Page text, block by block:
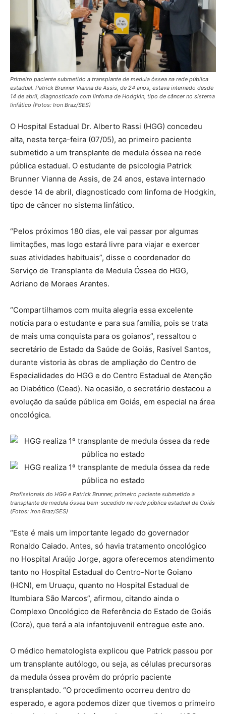
Primeiro paciente submetido a transplante de medula óssea na rede pública
estadual. Patrick Brunner Vianna de Assis, de 24 anos, estava internado desde
14 de abril, diagnosticado com linfoma de Hodgkin, tipo de câncer no sistema
linfático (Fotos: Iron Braz/SES)
O Hospital Estadual Dr. Alberto Rassi (HGG) concedeu
alta, nesta terça-feira (07/05), ao primeiro paciente
submetido a um transplante de medula óssea na rede
pública estadual. O estudante de psicologia Patrick
Brunner Vianna de Assis, de 24 anos, estava internado
desde 14 de abril, diagnosticado com linfoma de Hodgkin,
tipo de câncer no sistema linfático.
“Pelos próximos 180 dias, ele vai passar por algumas
limitações, mas logo estará livre para viajar e exercer
suas atividades habituais”, disse o coordenador do
Serviço de Transplante de Medula Óssea do HGG,
Adriano de Moraes Arantes.
“Compartilhamos com muita alegria essa excelente
notícia para o estudante e para sua família, pois se trata
de mais uma conquista para os goianos”, ressaltou o
secretário de Estado da Saúde de Goiás, Rasível Santos,
durante vistoria às obras de ampliação do Centro de
Especialidades do HGG e do Centro Estadual de Atenção
ao Diabético (Cead). Na ocasião, o secretário destacou a
evolução da saúde pública em Goiás, em especial na área
oncológica.
Profissionais do HGG e Patrick Brunner, primeiro paciente submetido a
transplante de medula óssea bem-sucedido na rede pública estadual de Goiás
(Fotos: Iron Braz/SES)
“Este é mais um importante legado do governador
Ronaldo Caiado. Antes, só havia tratamento oncológico
no Hospital Araújo Jorge, agora oferecemos atendimento
tanto no Hospital Estadual do Centro-Norte Goiano
(HCN), em Uruaçu, quanto no Hospital Estadual de
Itumbiara São Marcos”, afirmou, citando ainda o
Complexo Oncológico de Referência do Estado de Goiás
(Cora), que terá a ala infantojuvenil entregue este ano.
O médico hematologista explicou que Patrick passou por
um transplante autólogo, ou seja, as células precursoras
da medula óssea provêm do próprio paciente
transplantado. “O procedimento ocorreu dentro do
esperado, e agora podemos dizer que tivemos o primeiro